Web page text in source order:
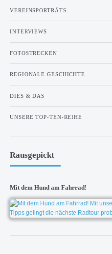
Montag, 13.02.2023 00:00 Uhr
Lästige Erkältungen:
Hausmittel gegen
Im Herbst und Winter, wenn es
Erkältungen Hochkonjunktur.
Erkältungsviren und die
Menschen anzustecken, ist
Ist die Ansteckung erst einmal
bis 72 Stunden die ersten
Halsschmerzen, Schnupfen
gesellen sich noch eine erhöhte
Heiserkeit hinzu. Nicht selten
Tätigkeiten nur noch mit Mühe
Erkältungen zur Vorbeugung
unterschiedliche Virenarten
Infekte verursacht werden. Weil
verändern, macht das die
VEREINSPORTRÄTS
INTERVIEWS
FOTOSTRECKEN
REGIONALE GESCHICHTE
DIES & DAS
UNSERE TOP-TEN-REIHE
Rausgepickt
Mit dem Hund am Fahrrad!